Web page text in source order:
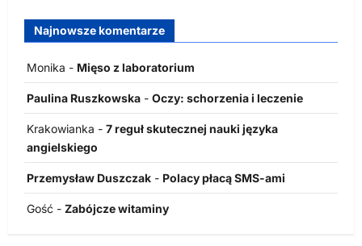
Najnowsze komentarze
Monika - Mięso z laboratorium
Paulina Ruszkowska - Oczy: schorzenia i leczenie
Krakowianka - 7 reguł skutecznej nauki języka
angielskiego
Przemysław Duszczak - Polacy płacą SMS-ami
Gość - Zabójcze witaminy